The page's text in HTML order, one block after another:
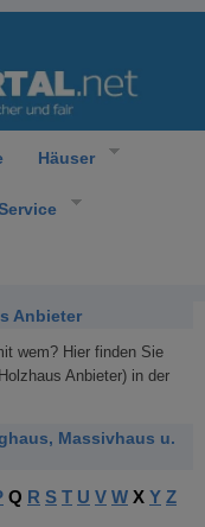
Häuser
Anbieter
wem? Hier finden Sie
Anbieter) in der
Massivhaus u.
Q R S T U V W X Y Z